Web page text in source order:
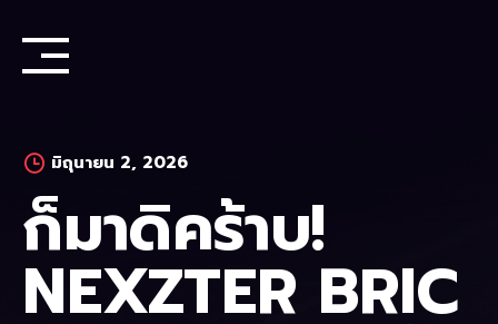
content
มิถุนายน 2, 2026
ก็มาดิคร้าบ!
NEXZTER BRIC